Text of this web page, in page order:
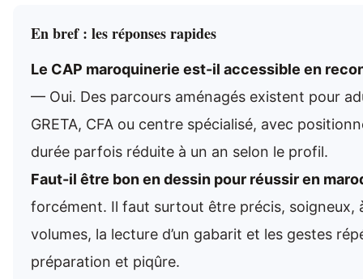
En bref : les réponses rapides
Le CAP maroquinerie est-il accessible en
— Oui. Des parcours aménagés existent pour
GRETA, CFA ou centre spécialisé, avec
durée parfois réduite à un an selon le profil.
Faut-il être bon en dessin pour réussir en
forcément. Il faut surtout être précis, soigneux, à
volumes, la lecture d’un gabarit et les gestes
préparation et piqûre.